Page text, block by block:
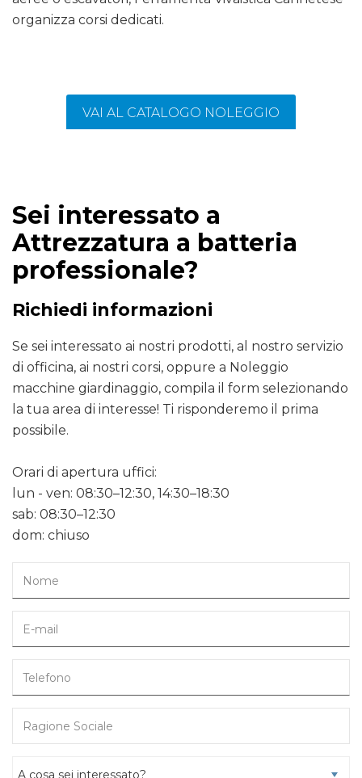
organizza corsi dedicati.
VAI AL CATALOGO NOLEGGIO
Sei interessato a
Attrezzatura a batteria
professionale?
Richiedi informazioni
Se sei interessato ai nostri prodotti, al nostro servizio
di officina, ai nostri corsi, oppure a Noleggio
macchine giardinaggio, compila il form selezionando
la tua area di interesse! Ti risponderemo il prima
possibile.
Orari di apertura uffici:
lun - ven: 08:30–12:30, 14:30–18:30
sab: 08:30–12:30
dom: chiuso